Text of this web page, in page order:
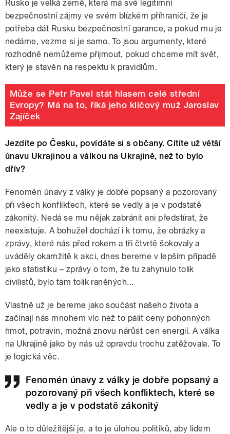
Rusko je velká země, která má své legitimní
bezpečnostní zájmy ve svém blízkém příhraničí, že je
potřeba dát Rusku bezpečnostní garance, a pokud mu je
nedáme, vezme si je samo. To jsou argumenty, které
rozhodně nemůžeme přijmout, pokud chceme mít svět,
který je stavěn na respektu k pravidlům.
Může se Petr Pavel stát hlasem celé střední
Evropy? Má na to, říká jeho klíčový muž Jaroslav
Zajíček
Jezdíte po Česku, povídáte si s občany. Cítíte už větší
únavu Ukrajinou a válkou na Ukrajině, než to bylo
dřív?
Fenomén únavy z války je dobře popsaný a pozorovaný
při všech konfliktech, které se vedly a je v podstatě
zákonitý. Nedá se mu nějak zabránit ani předstírat, že
neexistuje. A bohužel dochází i k tomu, že obrázky a
zprávy, které nás před rokem a tři čtvrtě šokovaly a
uváděly okamžitě k akci, dnes bereme v lepším případě
jako statistiku – zprávy o tom, že tu zahynulo tolik
civilistů, bylo tam tolik raněných...
Vlastně už je bereme jako součást našeho života a
začínají nás mnohem víc než to pálit ceny pohonných
hmot, potravin, možná znovu nárůst cen energií. A válka
na Ukrajině jako by nás už opravdu trochu zatěžovala. To
je logická věc.
Fenomén únavy z války je dobře popsaný a
pozorovaný při všech konfliktech, které se
vedly a je v podstatě zákonitý
Ale o to důležitější je, a to je úlohou politiků, aby lidem